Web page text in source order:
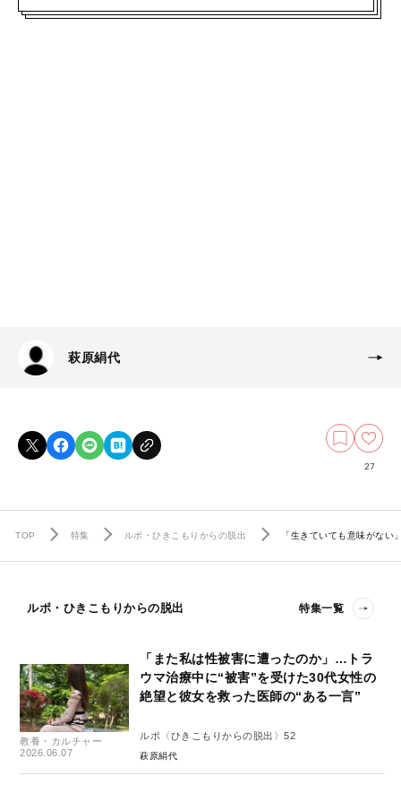
萩原絹代
27
TOP 特集 ルポ・ひきこもりからの脱出 「生きていても意味がな
ルポ・ひきこもりからの脱出 特集一覧
教養・カルチャー
2026.06.07
「また私は性被害に遭ったのか」…トラ
ウマ治療中に“被害”を受けた30代女性の
絶望と彼女を救った医師の“ある一言”
ルポ〈ひきこもりからの脱出〉52
萩原絹代